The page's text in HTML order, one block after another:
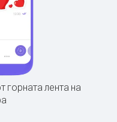
горната лента на